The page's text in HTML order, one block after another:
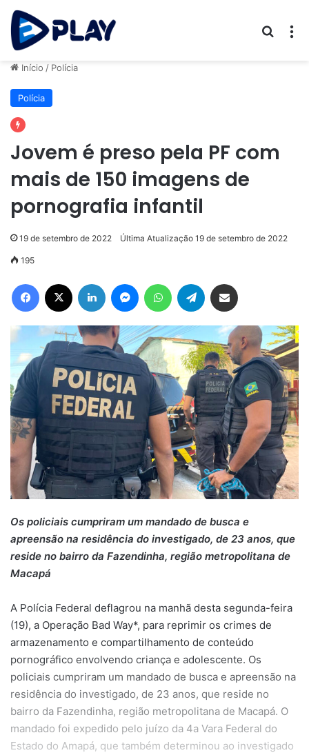
Início / Polícia
Polícia
Jovem é preso pela PF com
mais de 150 imagens de
pornografia infantil
19 de setembro de 2022 Última Atualização 19 de setembro de 2022
195
Facebook Linkedin MessengerWhatsAppTelegram
Os policiais cumpriram um mandado de busca e
apreensão na residência do investigado, de 23 anos, que
reside no bairro da Fazendinha, região metropolitana de
Macapá
A Polícia Federal deflagrou na manhã desta segunda-feira
(19), a Operação Bad Way*, para reprimir os crimes de
armazenamento e compartilhamento de conteúdo
pornográfico envolvendo criança e adolescente. Os
policiais cumpriram um mandado de busca e apreensão na
residência do investigado, de 23 anos, que reside no
bairro da Fazendinha, região metropolitana de Macapá. O
mandado foi expedido pelo juízo da 4a Vara Federal do
Estado do Amapá, que também determinou ao investigado